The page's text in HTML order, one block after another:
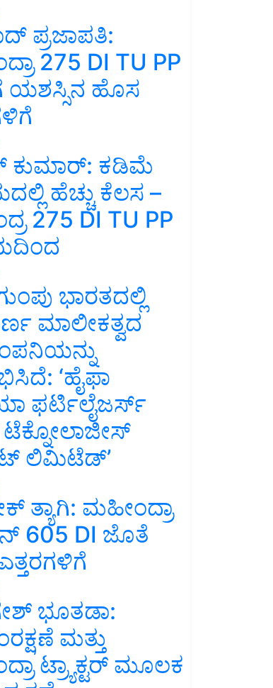
ಪ್ರಜಾಪತಿ:
275 DI TU PP
ಯಶಸ್ಸಿನ ಹೊಸ
ಕಡಿಮೆ
ಹೆಚ್ಚು ಕೆಲಸ –
275 DI TU PP
ಭಾರತದಲ್ಲಿ
ಮಾಲೀಕತ್ವದ
‘ಹೈಫಾ
ಫರ್ಟಿಲೈಜರ್ಸ್
ಲಿಮಿಟೆಡ್’
ತ್ಯಾಗಿ: ಮಹೀಂದ್ರಾ
605 DI ಜೊತೆ
ಭೂತಡಾ:
ಮತ್ತು
ಟ್ರ್ಯಾಕ್ಟರ್ ಮೂಲಕ